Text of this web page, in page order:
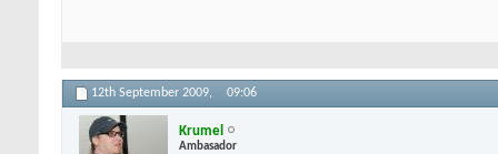
12th September 2009, 09:06
Krumel
Ambasador